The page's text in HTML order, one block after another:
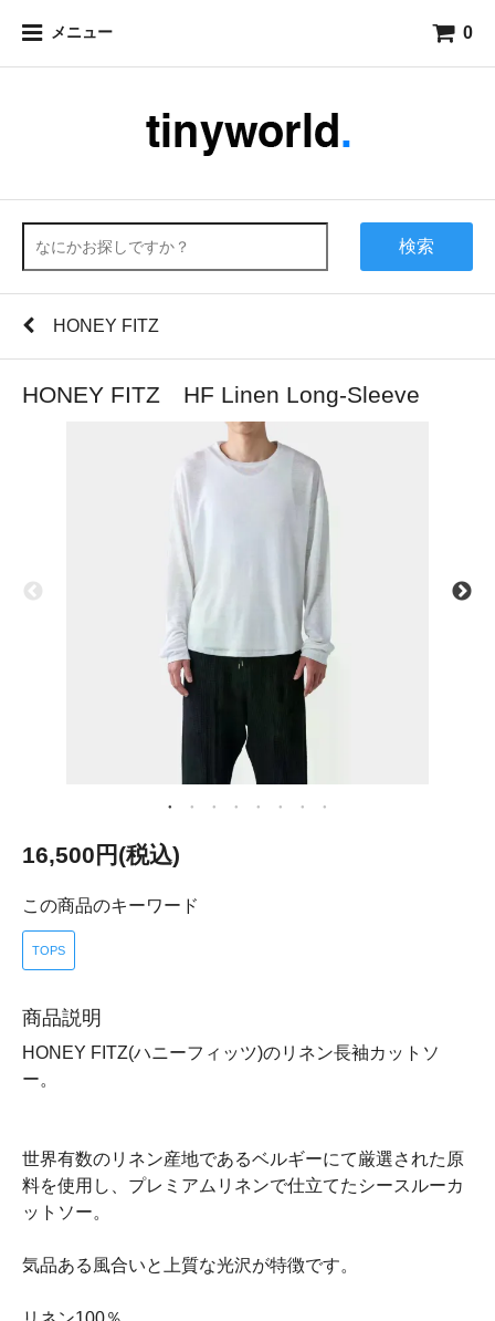
メニュー 0
検索
HONEY FITZ
HONEY FITZ HF Linen Long-Sleeve
16,500円(税込)
この商品のキーワード
TOPS
商品説明
HONEY FITZ(ハニーフィッツ)のリネン長袖カットソ
ー。
世界有数のリネン産地であるベルギーにて厳選された原
料を使用し、プレミアムリネンで仕立てたシースルーカ
ットソー。
気品ある風合いと上質な光沢が特徴です。